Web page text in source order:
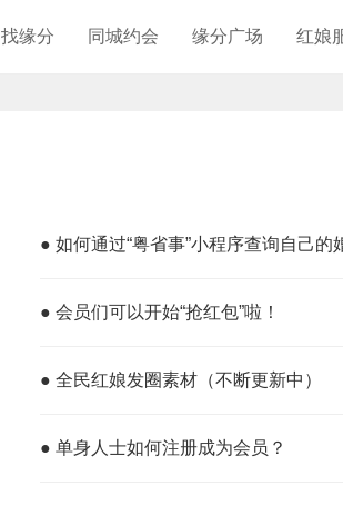
找缘分 同城约会 缘分广场 红娘
● 如何通过“粤省事”小程序查询自己的
● 会员们可以开始“抢红包”啦！
● 全民红娘发圈素材（不断更新中）
● 单身人士如何注册成为会员？